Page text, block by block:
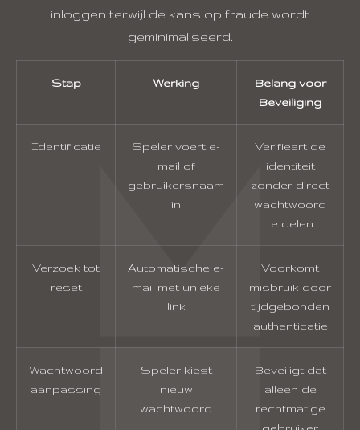
inloggen terwijl de kans op fraude wordt
geminimaliseerd.
Stap Werking
Belang voor
Beveiliging
Identificatie
Speler voert e-
mail of
gebruikersnaam
in
Verifieert de
identiteit
zonder direct
wachtwoord
te delen
Verzoek tot
reset
Automatische e-
mail met unieke
link
Voorkomt
misbruik door
tijdgebonden
authenticatie
Wachtwoord
aanpassing
Speler kiest
nieuw
wachtwoord
Beveiligt dat
alleen de
rechtmatige
gebruiker